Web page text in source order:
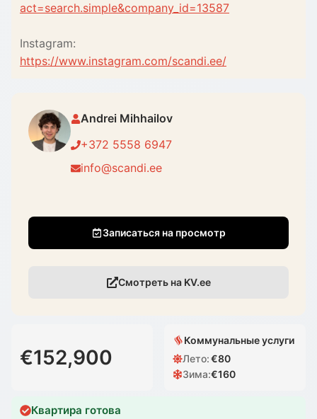
act=search.simple&company_id=13587
Instagram:
https://www.instagram.com/scandi.ee/
Andrei Mihhailov
+372 5558 6947
info@scandi.ee
Записаться на просмотр
Смотреть на KV.ee
€152,900
Коммунальные услуги
Лето:€80
Зима:€160
Квартира готова